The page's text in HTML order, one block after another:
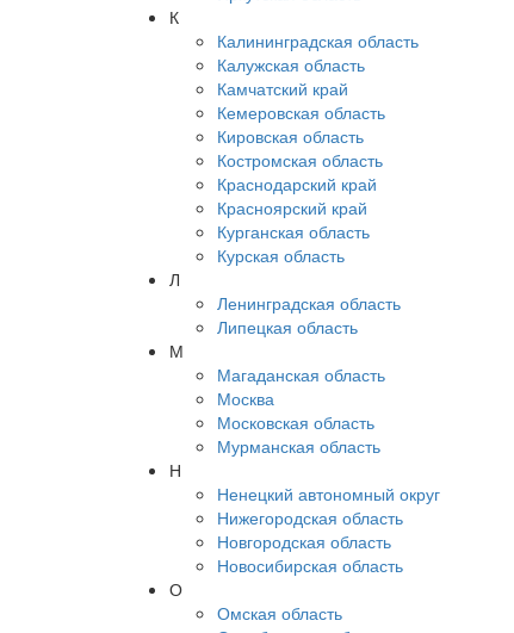
К
Калининградская область
Калужская область
Камчатский край
Кемеровская область
Кировская область
Костромская область
Краснодарский край
Красноярский край
Курганская область
Курская область
Л
Ленинградская область
Липецкая область
М
Магаданская область
Москва
Московская область
Мурманская область
Н
Ненецкий автономный округ
Нижегородская область
Новгородская область
Новосибирская область
О
Омская область